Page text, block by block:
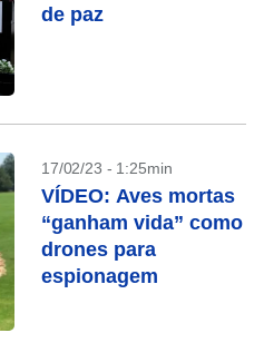
de paz
17/02/23 - 1:25min
VÍDEO: Aves mortas
“ganham vida” como
drones para
espionagem